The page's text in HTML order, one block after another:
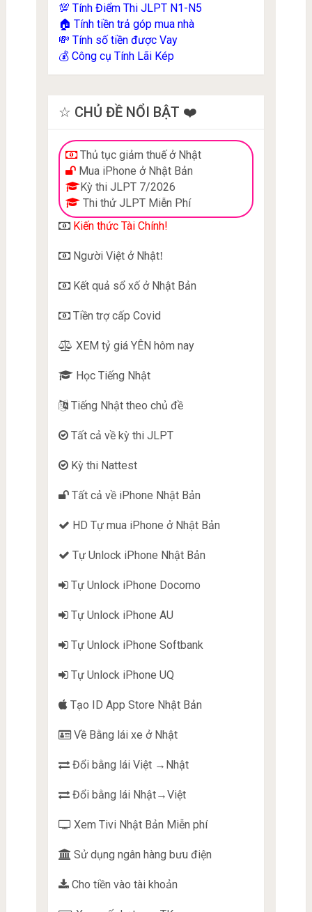
💯 Tính Điểm Thi JLPT N1-N5
🏠 Tính tiền trả góp mua nhà
💸 Tính số tiền được Vay
💰 Công cụ Tính Lãi Kép
☆ CHỦ ĐỀ NỔI BẬT ❤️
Thủ tục giảm thuế ở Nhật
Mua iPhone ở Nhật Bản
Kỳ thi JLPT 7/2026
Thi thử JLPT Miễn Phí
Kiến thức Tài Chính!
Người Việt ở Nhật!
Kết quả sổ xố ở Nhật Bản
Tiền trợ cấp Covid
XEM tỷ giá YÊN hôm nay
Học Tiếng Nhật
Tiếng Nhật theo chủ đề
Tất cả về kỳ thi JLPT
Kỳ thi Nattest
Tất cả về iPhone Nhật Bản
HD Tự mua iPhone ở Nhật Bản
Tự Unlock iPhone Nhật Bản
Tự Unlock iPhone Docomo
Tự Unlock iPhone AU
Tự Unlock iPhone Softbank
Tự Unlock iPhone UQ
Tạo ID App Store Nhật Bản
Về Bằng lái xe ở Nhật
Đổi bằng lái Việt →Nhật
Đổi bằng lái Nhật→Việt
Xem Tivi Nhật Bản Miễn phí
Sử dụng ngân hàng bưu điện
Cho tiền vào tài khoản